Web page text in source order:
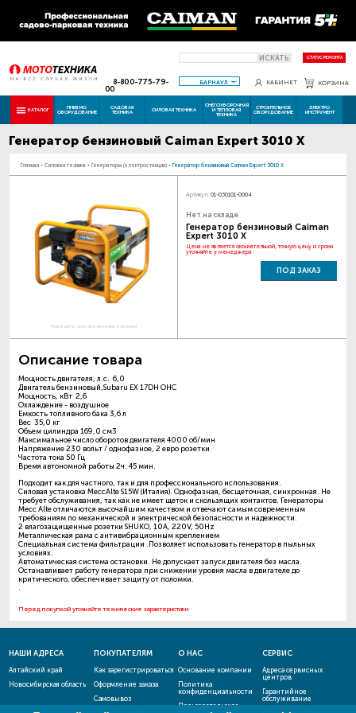
ИСКАТЬ СТАТУС РЕМОНТА
8-800-775-79-
00
БАРНАУЛ КАБИНЕТ КОРЗИНА
КАТАЛОГ ПНЕВМО
ОБОРУДОВАНИЕ
САДОВАЯ
ТЕХНИКА СИЛОВАЯ ТЕХНИКА
СНЕГОУБОРОЧНАЯ
И ТЕПЛОВАЯ
ТЕХНИКА
СТРОИТЕЛЬНОЕ
ОБОРУДОВАНИЕ
ЭЛЕКТРО
ИНСТРУМЕНТ
Генератор бензиновый Caiman Expert 3010 X
Главная - Силовая техника - Генераторы (электростанции) - Генератор бензиновый Caiman Expert 3010 X
Наведите для увеличения картинки
Артикул: 01-030101-0004
Нет на складе
Генератор бензиновый Caiman
Expert 3010 X
Цена не является окончательной, точную цену и сроки
уточняйте у менеджера
ПОД ЗАКАЗ
Описание товара
Мощность двигателя, л.с. 6,0
Двигатель бензиновый,Subaru EX 17DH OHC
Мощность, кВт 2,6
Охлаждение - воздушное
Емкость топливного бака 3,6 л
Вес 35,0 кг
Объем цилиндра 169,0 см3
Максимальное число оборотов двигателя 4000 об/мин
Напряжение 230 вольт / однофазное, 2 евро розетки
Частота тока 50 Гц
Время автономной работы 2ч. 45 мин.
Подходит как для частного, так и для профессионального использования.
Силовая установка MeccAlte S15W (Италия). Однофазная, бесщеточная, синхронная. Не
требует обслуживания, так как не имеет щеток и скользящих контактов. Генераторы
Mecc Alte отличаются высочайшим качеством и отвечают самым современным
требованиям по механической и электрической безопасности и надежности.
2 влагозащищенные розетки SHUKO, 10A, 220V, 50Hz
Металлическая рама с антивибрационным креплением
Специальная система фильтрации .Позволяет использовать генератор в пыльных
условиях.
Автоматическая система остановки. Не допускает запуск двигателя без масла.
Останавливает работу генератора при снижении уровня масла в двигателе до
критического, обеспечивает защиту от поломки.
Перед покупкой уточняйте технические характеристики
НАШИ АДРЕСА
Алтайский край
Новосибирская область
ПОКУПАТЕЛЯМ
Как зарегистрироваться
Оформление заказа
Самовывоз
О НАС
Основание компании
Политика
конфиденциальности
Пользовательское
СЕРВИС
Адреса сервисных
центров
Гарантийное
обслуживание